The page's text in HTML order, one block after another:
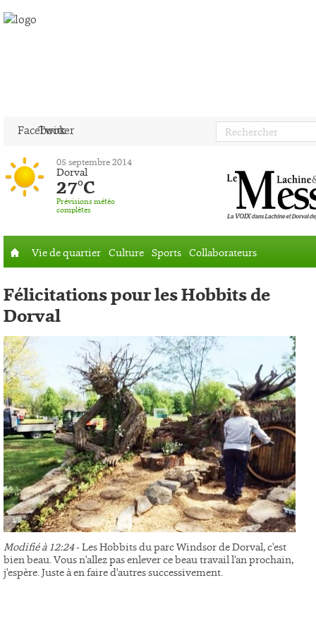
Facebook
Twitter
05 septembre 2014
Dorval
27°C
Prévisions météo
complètes
Vie de quartier Culture Sports Collaborateurs
Félicitations pour les Hobbits de
Dorval
Modifié à 12:24- Les Hobbits du parc Windsor de Dorval, c'est
bien beau. Vous n'allez pas enlever ce beau travail l'an prochain,
j'espère. Juste à en faire d'autres successivement.